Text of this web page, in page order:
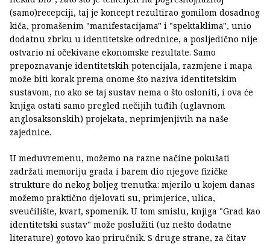
(samo)recepciji, taj je koncept rezultirao gomilom dosadnog
kiča, promašenim "manifestacijama" i "spektaklima", unio
dodatnu zbrku u identitetske odrednice, a posljedično nije
ostvario ni očekivane ekonomske rezultate. Samo
prepoznavanje identitetskih potencijala, razmjene i mapa
može biti korak prema onome što naziva identitetskim
sustavom, no ako se taj sustav nema o što osloniti, i ova će
knjiga ostati samo pregled nečijih tuđih (uglavnom
anglosaksonskih) projekata, neprimjenjivih na naše
zajednice.
U međuvremenu, možemo na razne načine pokušati
zadržati memoriju grada i barem dio njegove fizičke
strukture do nekog boljeg trenutka: mjerilo u kojem danas
možemo praktično djelovati su, primjerice, ulica,
sveučilište, kvart, spomenik. U tom smislu, knjiga "Grad kao
identitetski sustav" može poslužiti (uz nešto dodatne
literature) gotovo kao priručnik. S druge strane, za čitav